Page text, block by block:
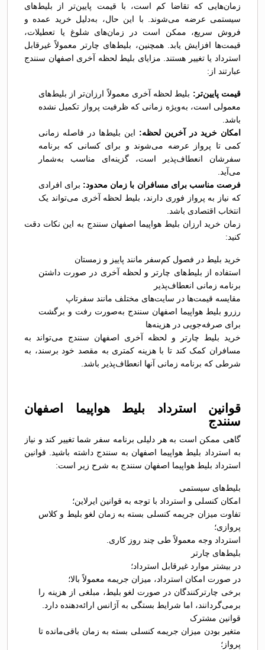
زمان‌هایی که تقاضا کم است، با قیمت پایین‌تر از بلیط‌های
سیستمی عرضه می‌شوند. با این حال، به‌دلیل خرید عمده و
فروش سریع، ممکن است در زمان‌های شلوغ یا تعطیلات،
قیمت‌ها افزایش یابد. همچنین، بلیط‌های چارتر معمولاً غیرقابل
استرداد یا تغییر هستند. مزایای بلیط لحظه آخری اصفهان سنندج
عبارتند از:
قیمت پایین‌تر: بلیط لحظه آخری معمولاً ارزان‌تر از بلیط‌های
معمولی است، به‌ویژه زمانی که ظرفیت پرواز تکمیل نشده
باشد.
امکان خرید در آخرین لحظه: این بلیط‌ها در فاصله زمانی
کمی تا پرواز عرضه می‌شوند و برای کسانی که برنامه
سفرشان انعطاف‌پذیر است، گزینه‌ای مناسب به‌شمار
می‌آید.
فرصت مناسب برای مسافران با زمان محدود: برای افرادی
که نیاز به پرواز فوری دارند، بلیط لحظه آخری می‌تواند یک
انتخاب اقتصادی باشد.
زمان خرید ارزان بلیط هواپیما اصفهان سنندج به این نکات دقت
کنید:
خرید بلیط در فصول کم‌سفر مانند پاییز و زمستان
استفاده از بلیط‌های چارتر و لحظه آخری در صورت داشتن
برنامه زمانی انعطاف‌پذیر
مقایسه قیمت‌ها در سایت‌های مختلف مانند سفرتاپ
رزرو بلیط هواپیما اصفهان سنندج به‌صورت رفت و برگشت
برای صرفه‌جویی در هزینه‌ها
خرید بلیط چارتر و لحظه آخری اصفهان سنندج می‌تواند به
مسافران کمک کند تا با هزینه کمتری به مقصد خود برسند، به
شرطی که برنامه زمانی آنها انعطاف‌پذیر باشد.
قوانین استرداد بلیط هواپیما اصفهان
سنندج
گاهی ممکن است به هر دلیلی برنامه سفر شما تغییر کند و نیاز
به استرداد بلیط هواپیما اصفهان به سنندج داشته باشید. قوانین
استرداد بلیط هواپیما اصفهان سنندج به شرح زیر است:
بلیط‌های سیستمی
امکان کنسلی و استرداد با توجه به قوانین ایرلاین؛
تفاوت میزان جریمه کنسلی بسته به زمان لغو بلیط و کلاس
پروازی؛
استرداد وجه معمولاً طی چند روز کاری.
بلیط‌های چارتر
در بیشتر موارد غیرقابل استرداد؛
در صورت امکان استرداد، میزان جریمه معمولاً بالا؛
برخی چارترکنندگان در صورت لغو بلیط، مبلغی از هزینه را
برمی‌گردانند، اما شرایط بستگی به آژانس ارائه‌دهنده دارد.
قوانین مشترک
متغیر بودن میزان جریمه کنسلی بسته به زمان باقی‌مانده تا
پرواز؛